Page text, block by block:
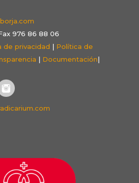
976 86 88 06
de privacidad | Política de
| Documentación|